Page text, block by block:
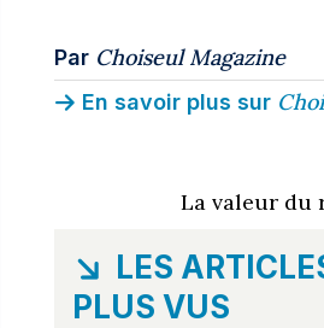
Par Choiseul Magazine
En savoir plus sur
La valeur du
LES
PLUS VUS